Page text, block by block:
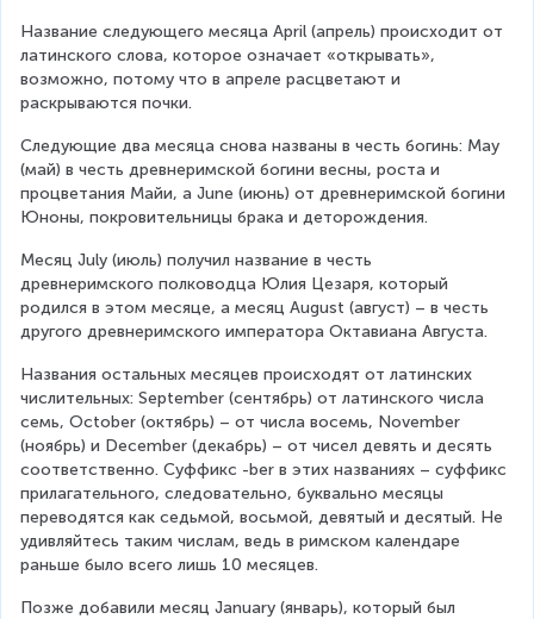
Название следующего месяца April (апрель) происходит от
латинского слова, которое означает «открывать»,
возможно, потому что в апреле расцветают и
раскрываются почки.
Следующие два месяца снова названы в честь богинь: May
(май) в честь древнеримской богини весны, роста и
процветания Майи, а June (июнь) от древнеримской богини
Юноны, покровительницы брака и деторождения.
Месяц July (июль) получил название в честь
древнеримского полководца Юлия Цезаря, который
родился в этом месяце, а месяц August (август) – в честь
другого древнеримского императора Октавиана Августа.
Названия остальных месяцев происходят от латинских
числительных: September (сентябрь) от латинского числа
семь, October (октябрь) – от числа восемь, November
(ноябрь) и December (декабрь) – от чисел девять и десять
соответственно. Суффикс -ber в этих названиях – суффикс
прилагательного, следовательно, буквально месяцы
переводятся как седьмой, восьмой, девятый и десятый. Не
удивляйтесь таким числам, ведь в римском календаре
раньше было всего лишь 10 месяцев.
Позже добавили месяц January (январь), который был